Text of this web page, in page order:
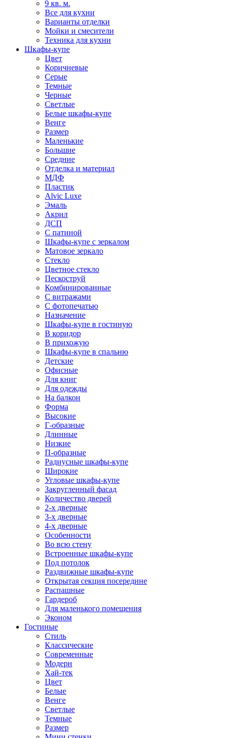
9 кв. м.
Все для кухни
Варианты отделки
Мойки и смесители
Техника для кухни
Шкафы-купе
Цвет
Коричневые
Серые
Темные
Черные
Светлые
Белые шкафы-купе
Венге
Размер
Маленькие
Большие
Средние
Отделка и материал
МДФ
Пластик
Alvic Luxe
Эмаль
Акрил
ДСП
С патиной
Шкафы-купе с зеркалом
Матовое зеркало
Стекло
Цветное стекло
Пескоструй
Комбинированные
С витражами
С фотопечатью
Назначение
Шкафы-купе в гостиную
В коридор
В прихожую
Шкафы-купе в спальню
Детские
Офисные
Для книг
Для одежды
На балкон
Форма
Высокие
Г-образные
Длинные
Низкие
П-образные
Радиусные шкафы-купе
Широкие
Угловые шкафы-купе
Закругленный фасад
Количество дверей
2-х дверные
3-х дверные
4-х дверные
Особенности
Во всю стену
Встроенные шкафы-купе
Под потолок
Раздвижные шкафы-купе
Открытая секция посередине
Распашные
Гардероб
Для маленького помещения
Эконом
Гостиные
Стиль
Классические
Современные
Модерн
Хай-тек
Цвет
Белые
Венге
Светлые
Темные
Размер